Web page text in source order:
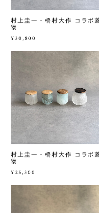
村上圭一・橋村大作 コラボ
物
¥30,800
村上圭一・橋村大作 コラボ
物
¥25,300